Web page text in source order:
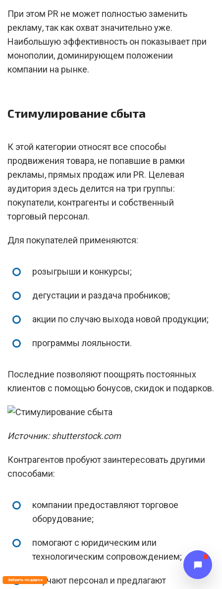
При этом PR не может полностью заменить
рекламу, так как охват значительно уже.
Наибольшую эффективность он показывает при
монополии, доминирующем положении
компании на рынке.
Стимулирование сбыта
К этой категории относят все способы
продвижения товара, не попавшие в рамки
рекламы, прямых продаж или PR. Целевая
аудитория здесь делится на три группы:
покупатели, контрагенты и собственный
торговый персонал.
Для покупателей применяются:
розыгрыши и конкурсы;
дегустации и раздача пробников;
акции по случаю выхода новой продукции;
программы лояльности.
Последние позволяют поощрять постоянных
клиентов с помощью бонусов, скидок и подарков.
Источник: shutterstock.com
Контрагентов пробуют заинтересовать другими
способами:
компании предоставляют торговое
оборудование;
помогают с юридическим или
технологическим сопровождением;
обучают персонал и предлагают
Забрать подарок